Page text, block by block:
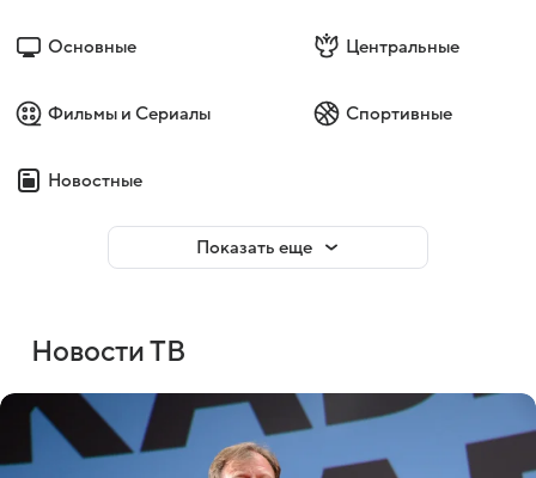
Основные Центральные
Фильмы и Сериалы Спортивные
Новостные
Показать еще
Новости ТВ